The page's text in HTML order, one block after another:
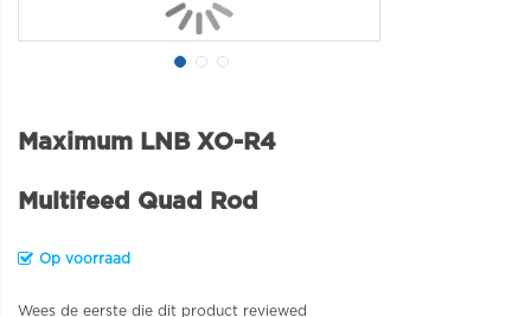
Maximum LNB XO-R4
Multifeed Quad Rod
Op voorraad
Wees de eerste die dit product reviewed